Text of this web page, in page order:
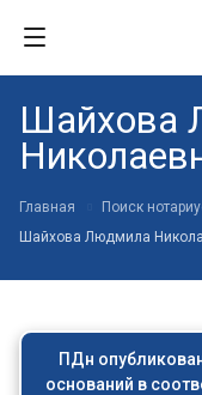
Шайхова
Главная Поиск
Шайхова Людмила
ПДн
оснований в